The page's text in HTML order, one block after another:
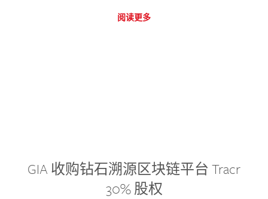
阅读更多
GIA 收购钻石溯源区块链平台 Tracr
30% 股权